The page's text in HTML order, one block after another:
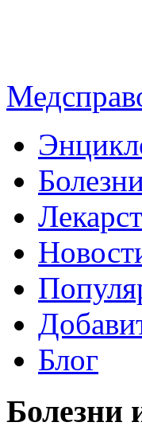
Блог
Болезни